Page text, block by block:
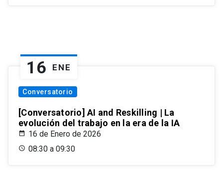
16 ENE
Conversatorio
[Conversatorio] AI and Reskilling | La
evolución del trabajo en la era de la IA
16 de Enero de 2026
08:30 a 09:30